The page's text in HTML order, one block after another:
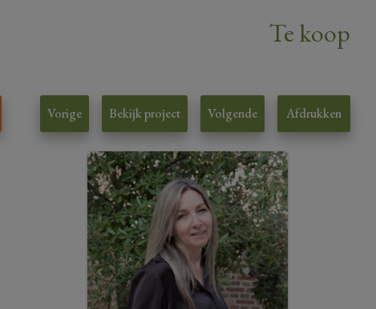
Te koop
Vorige Bekijk project Volgende Afdrukken